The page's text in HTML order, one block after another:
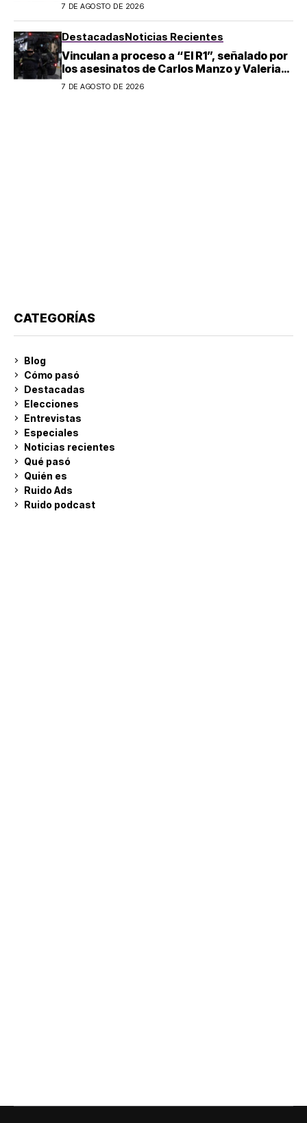
7 DE AGOSTO DE 2026
DestacadasNoticias Recientes
Vinculan a proceso a “El R1”, señalado por
los asesinatos de Carlos Manzo y Valeria
Márquez
7 DE AGOSTO DE 2026
CATEGORÍAS
Blog
Cómo pasó
Destacadas
Elecciones
Entrevistas
Especiales
Noticias recientes
Qué pasó
Quién es
Ruido Ads
Ruido podcast